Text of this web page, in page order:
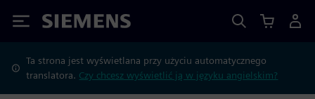
Siemens
Ta strona jest wyświetlana przy użyciu automatycznego
translatora. Czy chcesz wyświetlić ją w języku angielskim?